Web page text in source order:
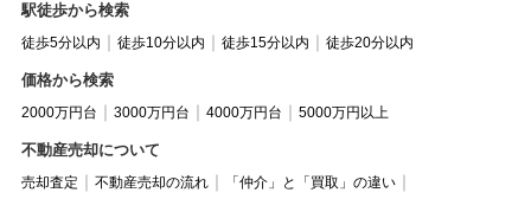
駅徒歩から検索
徒歩5分以内 徒歩10分以内 徒歩15分以内 徒歩20分以内
価格から検索
2000万円台 3000万円台 4000万円台 5000万円以上
不動産売却について
売却査定 不動産売却の流れ
「仲介」と「買取」の違い